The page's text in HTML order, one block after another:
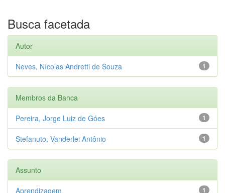
Busca facetada
Autor
1
Neves, Nícolas Andretti de Souza
Membros da Banca
1
Pereira, Jorge Luiz de Góes
1
Stefanuto, Vanderlei Antônio
Assunto
1
Aprendizagem